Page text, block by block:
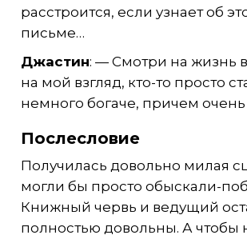
расстроится, если узнает об
письме…
Джастин: — Смотри на жизнь
на мой взгляд, кто-то просто
немного богаче, причем очень
Послесловие
Получилась довольно милая
могли бы просто обыскали-
Книжный червь и ведущий
полностью довольны. А чтобы